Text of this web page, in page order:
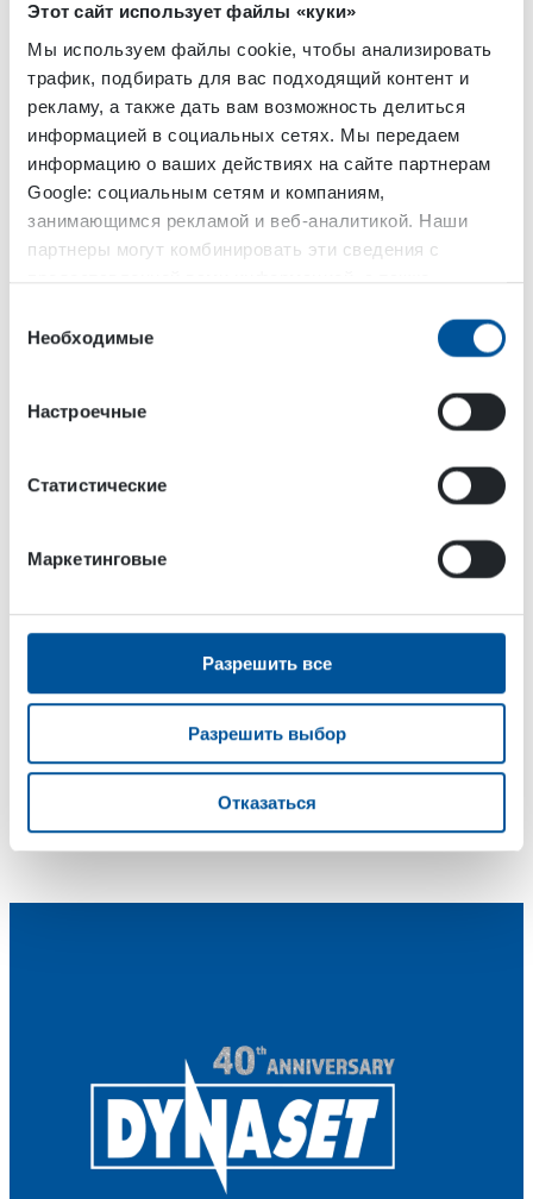
Этот сайт использует файлы «куки»
Мы используем файлы cookie, чтобы анализировать
трафик, подбирать для вас подходящий контент и
рекламу, а также дать вам возможность делиться
информацией в социальных сетях. Мы передаем
информацию о ваших действиях на сайте партнерам
Google: социальным сетям и компаниям,
занимающимся рекламой и веб-аналитикой. Наши
партнеры могут комбинировать эти сведения с
вами их сервисов.
согласия
Необходимые
Настроечные
Статистические
Маркетинговые
Разрешить все
Разрешить выбор
Отказаться
Google Play Store (Android)
DOWNLOAD DSMART APP for Android
DOWNLOAD
Direct Download
При необходимости вы можете загрузить приложение
DSMART прямо с этой страницы для ручной установки.